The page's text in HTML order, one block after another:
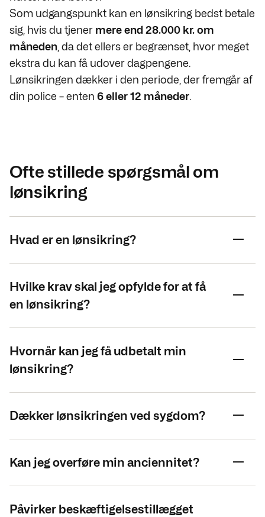
Som udgangspunkt kan en lønsikring bedst betale
sig, hvis du tjener mere end 28.000 kr. om
måneden , da det ellers er begrænset, hvor meget
ekstra du kan få udover dagpengene.
Lønsikringen dækker i den periode, der fremgår af
din police – enten 6 eller 12 måneder.
Ofte stillede spørgsmål om
lønsikring
Hvad er en lønsikring?
Hvilke krav skal jeg opfylde for at få
en lønsikring?
Hvornår kan jeg få udbetalt min
lønsikring?
Dækker lønsikringen ved sygdom?
Kan jeg overføre min anciennitet?
Påvirker beskæftigelsestillægget